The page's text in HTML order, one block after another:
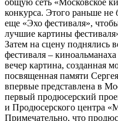
общую сеть «Московское
конкурса. Этого раньше
еще «Эхо фестиваля»,
лучшие картины
Затем на сцену поднялись
фестиваля –
вечер картина, созданная
посвященная памяти
впервые представлена в
первый продюсерский
и Продюсерского центра
Примечательно, что